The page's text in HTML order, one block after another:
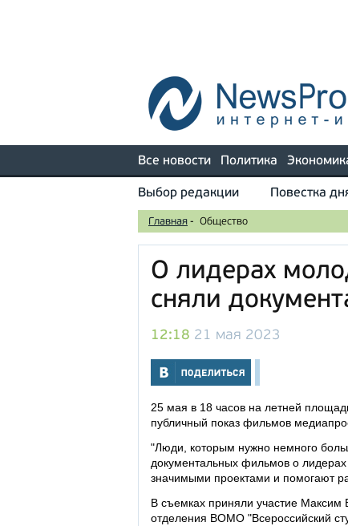
Все новости Политика
Выбор редакции Повестка
Главная - Общество
О лидерах
сняли
12:18 21 мая 2023
25 мая в 18 часов на летней
публичный показ фильмов
"Люди, которым нужно немного
документальных фильмов о
значимыми проектами и помогают
В съемках приняли участие Максим
отделения ВОМО "Всероссийский